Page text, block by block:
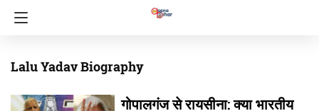
Lalu Yadav Biography
गोपालगंज से रायसीना: क्या भारतीय